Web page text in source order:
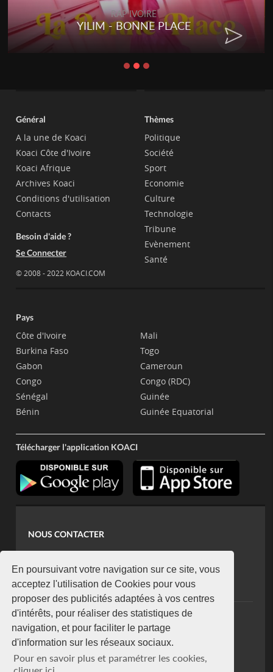
En poursuivant votre navigation sur ce site, vous
acceptez l'utilisation de Cookies pour vous
proposer des publicités adaptées à vos centres
d'intérêts, pour réaliser des statistiques de
navigation, et pour faciliter le partage
d'information sur les réseaux sociaux.
Pour en savoir plus et paramétrer les cookies,
RAP IVOIRE
YILIM - BONNE PLACE
Général
A la une de Koaci
Koaci Côte d'Ivoire
Koaci Afrique
Archives Koaci
Conditions d'utilisation
Contacts
Besoin d'aide ?
Se Connecter
© 2008 - 2022 KOACI.COM
Thèmes
Politique
Société
Sport
Economie
Culture
Technologie
Tribune
Evènement
Santé
Pays
Côte d'Ivoire
Burkina Faso
Gabon
Congo
Sénégal
Bénin
Mali
Togo
Cameroun
Congo (RDC)
Guinée
Guinée Equatorial
Télécharger l'application KOACI
NOUS CONTACTER
koaci@yahoo.fr
+225 07 08 85 52 93
NEWSLETTER
Restez connecté via notre newsletter
S'abonner
Se désabonner